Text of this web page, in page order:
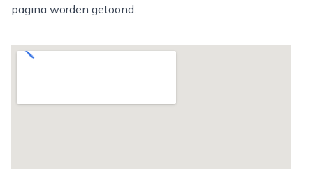
pagina worden getoond.